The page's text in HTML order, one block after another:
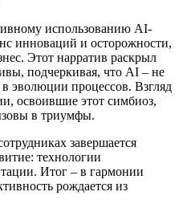
использованию AI-
инноваций и осторожности,
Этот нарратив раскрыл
подчеркивая, что AI – не
эволюции процессов. Взгляд
освоившие этот симбиоз,
в триумфы.
завершается
технологии
Итог – в гармонии
рождается из